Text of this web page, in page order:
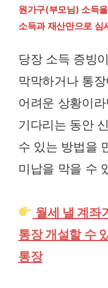
원가구(부모님) 소득
소득과 재산만으로 심
당장 소득 증빙
막막하거나 통
어려운 상황이라
기다리는 동안
수 있는 방법을
미납을 막을 수
월세 낼 계좌
통장 개설할 수
통장